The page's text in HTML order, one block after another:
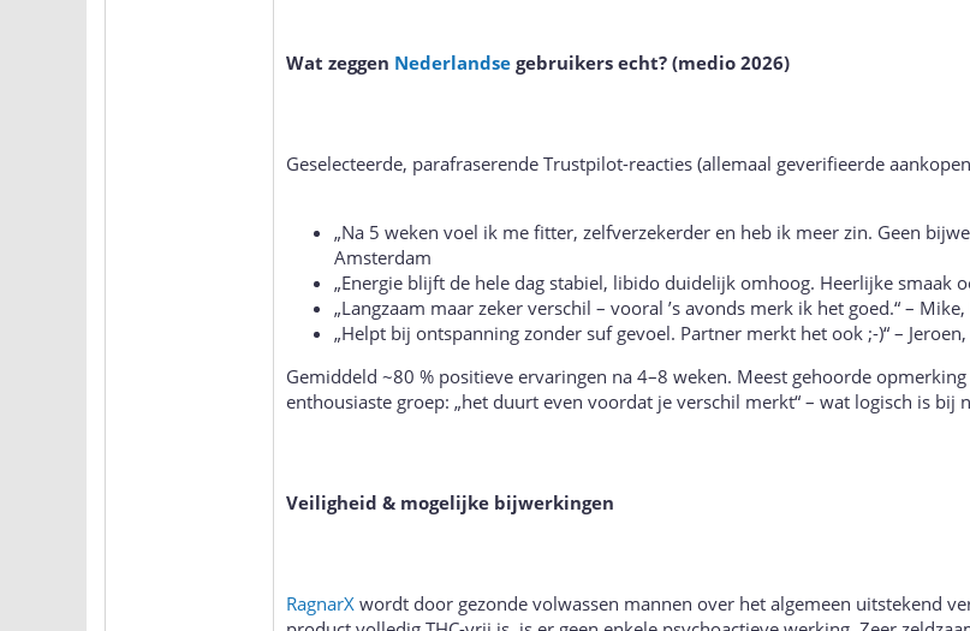
Wat zeggen Nederlandse gebruikers echt? (medio 2026)
Geselecteerde, parafraserende Trustpilot-reacties (allemaal geverifieerde
„Na 5 weken voel ik me fitter, zelfverzekerder en heb ik meer zin. Geen
Amsterdam
„Energie blijft de hele dag stabiel, libido duidelijk omhoog. Heerlijke smaak
„Langzaam maar zeker verschil – vooral ’s avonds merk ik het goed.“ –
„Helpt bij ontspanning zonder suf gevoel. Partner merkt het ook ;-)“ –
Gemiddeld ~80 % positieve ervaringen na 4–8 weken. Meest gehoorde
enthousiaste groep: „het duurt even voordat je verschil merkt“ – wat logisch is bij
Veiligheid & mogelijke bijwerkingen
RagnarX wordt door gezonde volwassen mannen over het algemeen uitstekend